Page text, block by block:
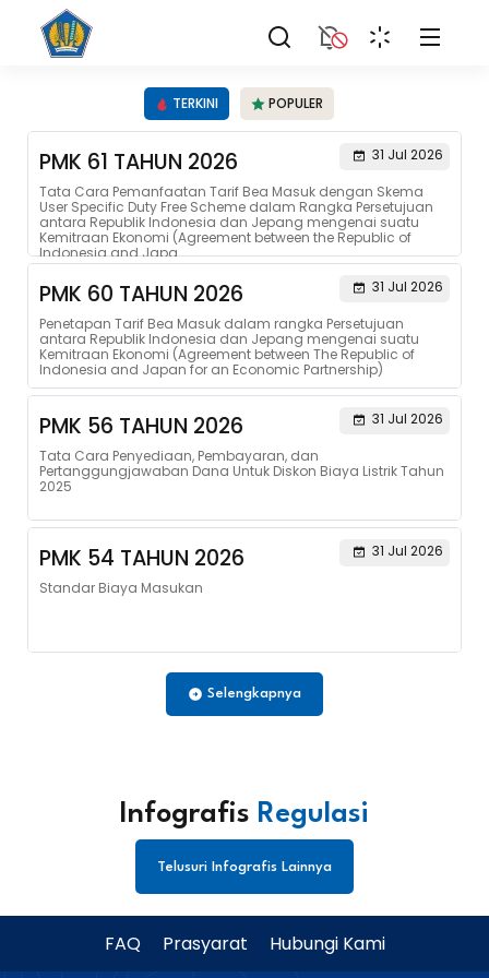
TERKINI POPULER
PMK 61 TAHUN 2026
31 Jul 2026
Tata Cara Pemanfaatan Tarif Bea Masuk dengan Skema
User Specific Duty Free Scheme dalam Rangka Persetujuan
antara Republik Indonesia dan Jepang mengenai suatu
Kemitraan Ekonomi (Agreement between the Republic of
Indonesia and Japa...
PMK 60 TAHUN 2026
31 Jul 2026
Penetapan Tarif Bea Masuk dalam rangka Persetujuan
antara Republik Indonesia dan Jepang mengenai suatu
Kemitraan Ekonomi (Agreement between The Republic of
Indonesia and Japan for an Economic Partnership)
PMK 56 TAHUN 2026
31 Jul 2026
Tata Cara Penyediaan, Pembayaran, dan
Pertanggungjawaban Dana Untuk Diskon Biaya Listrik Tahun
2025
PMK 54 TAHUN 2026
31 Jul 2026
Standar Biaya Masukan
Selengkapnya
Infografis Regulasi
Telusuri Infografis Lainnya
FAQ Prasyarat Hubungi Kami